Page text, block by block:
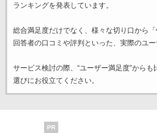
ランキングを発表しています。
総合満足度だけでなく、様々な切り口から「
回答者の口コミや評判といった、実際のユ
サービス検討の際、“ユーザー満足度”からも
選びにお役立てください。
PR